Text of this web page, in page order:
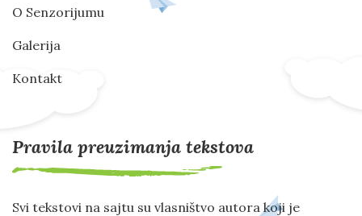
O Senzorijumu
Galerija
Kontakt
Pravila preuzimanja tekstova
Svi tekstovi na sajtu su vlasništvo autora koji je